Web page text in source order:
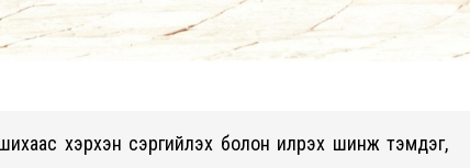
хэрхэн сэргийлэх болон илрэх шинж тэмдэг,